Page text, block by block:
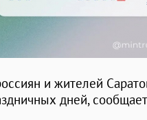
и жителей
дней,